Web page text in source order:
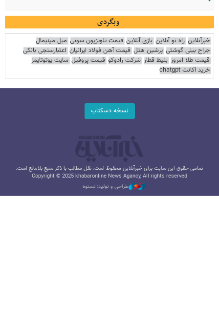
وبگردی
خبرآنلاین راه نو آنلاین بازی آنلاین قیمت تلویزیون سونی مبل مینیمال
جراح بینی گوشتی پرشین هتل قیمت آهن فولاد ایرانیان اعتبارسنجی بانکی
قیمت طلا امروز بلیط قطار شرکت رادوکو قیمت پروفیل سایت یوتوتایمز
خرید اکانت chatgpt
نسخه دسکتاپ
تمامی حقوق این سایت برای خبرآنلاین محفوظ است. نقل مطالب با ذکر منبع بلامانع است.
Copyright © 2025 khabaronline News Agancy, All rights reserved
طراحی و تولید: نستوه